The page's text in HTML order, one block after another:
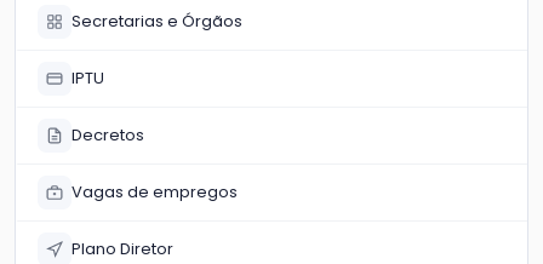
Secretarias e Órgãos
IPTU
Decretos
Vagas de empregos
Plano Diretor